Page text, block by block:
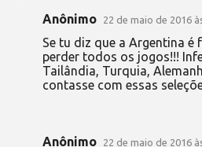
Anônimo 22 de maio de 2016
Se tu diz que a Argentina é
perder todos os jogos!!!
Tailândia, Turquia,
contasse com essas
Anônimo 22 de maio de 2016